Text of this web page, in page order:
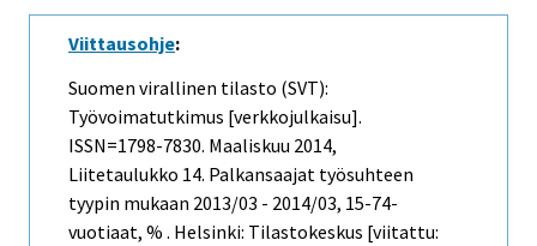
Viittausohje:
Suomen virallinen tilasto (SVT):
Työvoimatutkimus [verkkojulkaisu].
ISSN=1798-7830. Maaliskuu 2014,
Liitetaulukko 14. Palkansaajat työsuhteen
tyypin mukaan 2013/03 - 2014/03, 15-74-
vuotiaat, % . Helsinki: Tilastokeskus [viitattu: